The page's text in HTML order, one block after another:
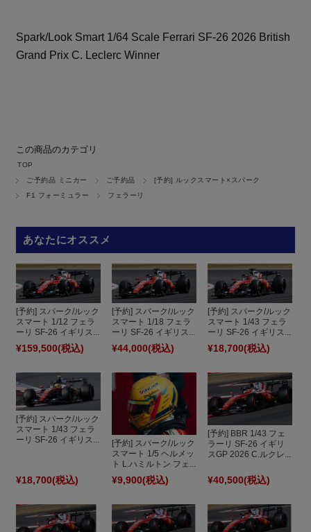
Spark/Look Smart 1/64 Scale Ferrari SF-26 2026 British
Grand Prix C. Leclerc Winner
この商品のカテゴリ
TOP
ご予約品 ミニカー
ご予約品
[予約] ルックスマート×スパーク
F1 フォーミュラー
フェラーリ
あなたにオススメ
[予約] スパーク/ルック
スマート 1/12 フェラ
ーリ SF-26 イギリス...
¥159,500(税込)
[予約] スパーク/ルック
スマート 1/18 フェラ
ーリ SF-26 イギリス...
¥44,000(税込)
[予約] スパーク/ルック
スマート 1/43 フェラ
ーリ SF-26 イギリス...
¥18,700(税込)
[予約] スパーク/ルック
スマート 1/43 フェラ
ーリ SF-26 イギリス...
¥18,700(税込)
[予約] スパーク/ルック
スマート 1/5 ヘルメッ
ト L.ハミルトン フェ...
¥9,900(税込)
[予約] BBR 1/43 フェ
ラーリ SF-26 イギリ
スGP 2026 C.ルクレ...
¥40,500(税込)